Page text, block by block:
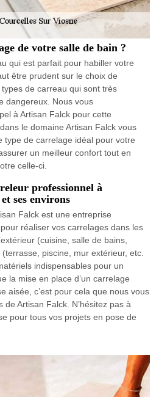
de votre salle de bain ?
qui est parfait pour habiller votre
être prudent sur le choix de
de carreau qui sont très
dangereux. Nous vous
à Artisan Falck pour cette
le domaine Artisan Falck vous
type de carrelage idéal pour votre
un meilleur confort tout en
celle-ci.
professionnel à
ses environs
Falck est une entreprise
réaliser vos carrelages dans les
(cuisine, salle de bains,
piscine, mur extérieur, etc.
indispensables pour un
la mise en place d’un carrelage
aisée, c’est pour cela que nous vous
Artisan Falck. N’hésitez pas à
pour tous vos projets en pose de